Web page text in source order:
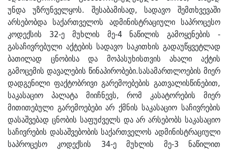
უნდა უზრუნველყოს. შესაბამისად, სადავო შემთხვევაში
არსებობდა საქართველოს ადმინისტრაციული საპროცესო
კოდექსის 32-ე მუხლის მე-4 ნაწილის გამოყენების -
გასაჩივრებული აქტების სადავო საკითხის გადაუწყვეტლად
ბათილად ცნობისა და მოპასუხისთვის ახალი აქტის
გამოცემის დავალების წინაპირობები.სასამართლოების მიერ
დადგენილი ფაქტობრივი გარემოებების გათვალისწინებით,
საკასაციო პალატა მიიჩნევს, რომ კასატორების მიერ
მითითებული გარემოებები არ ქმნის საკასაციო საჩივრების
დასაშვებად ცნობის საფუძველს და არ არსებობს საკასაციო
საჩივრების დასაშვებობის საქართველოს ადმინისტრაციული
საპროცესო კოდექსის 34-ე მუხლის მე-3 ნაწილით